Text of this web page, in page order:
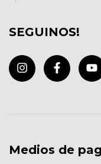
SEGUINOS!
Medios de